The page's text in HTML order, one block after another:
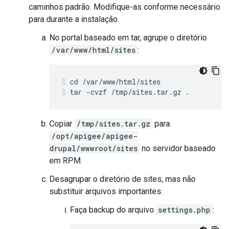
caminhos padrão. Modifique-as conforme necessário
para durante a instalação.
No portal baseado em tar, agrupe o diretório
/var/www/html/sites :
tar -cvzf /tmp/sites.tar.gz .
Copiar /tmp/sites.tar.gz para
/opt/apigee/apigee-
drupal/wwwroot/sites no servidor baseado
em RPM.
Desagrupar o diretório de sites, mas não
substituir arquivos importantes.
Faça backup do arquivo settings.php :